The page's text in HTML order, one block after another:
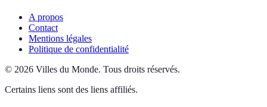
A propos
Contact
Mentions légales
Politique de confidentialité
© 2026 Villes du Monde. Tous droits réservés.
Certains liens sont des liens affiliés.